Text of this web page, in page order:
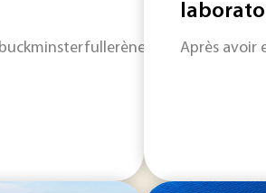
C60 constitue
Après avoir